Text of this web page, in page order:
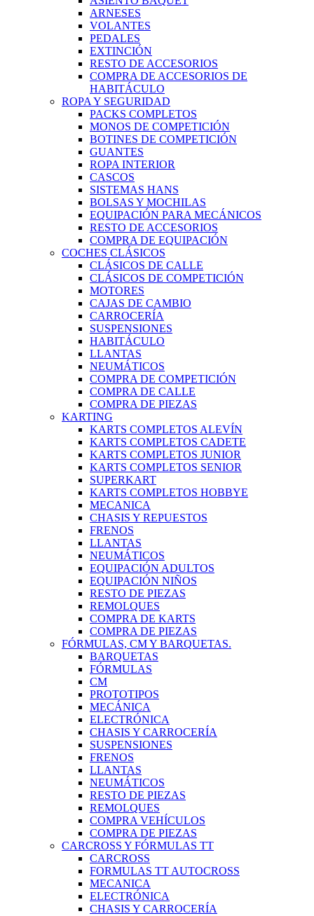
ARNESES
VOLANTES
PEDALES
EXTINCIÓN
RESTO DE ACCESORIOS
COMPRA DE ACCESORIOS DE
HABITÁCULO
ROPA Y SEGURIDAD
PACKS COMPLETOS
MONOS DE COMPETICIÓN
BOTINES DE COMPETICIÓN
GUANTES
ROPA INTERIOR
CASCOS
SISTEMAS HANS
BOLSAS Y MOCHILAS
EQUIPACIÓN PARA MECÁNICOS
RESTO DE ACCESORIOS
COMPRA DE EQUIPACIÓN
COCHES CLÁSICOS
CLÁSICOS DE CALLE
CLÁSICOS DE COMPETICIÓN
MOTORES
CAJAS DE CAMBIO
CARROCERÍA
SUSPENSIONES
HABITÁCULO
LLANTAS
NEUMÁTICOS
COMPRA DE COMPETICIÓN
COMPRA DE CALLE
COMPRA DE PIEZAS
KARTING
KARTS COMPLETOS ALEVÍN
KARTS COMPLETOS CADETE
KARTS COMPLETOS JUNIOR
KARTS COMPLETOS SENIOR
SUPERKART
KARTS COMPLETOS HOBBYE
MECANICA
CHASIS Y REPUESTOS
FRENOS
LLANTAS
NEUMÁTICOS
EQUIPACIÓN ADULTOS
EQUIPACIÓN NIÑOS
RESTO DE PIEZAS
REMOLQUES
COMPRA DE KARTS
COMPRA DE PIEZAS
FÓRMULAS, CM Y BARQUETAS.
BARQUETAS
FÓRMULAS
CM
PROTOTIPOS
MECÁNICA
ELECTRÓNICA
CHASIS Y CARROCERÍA
SUSPENSIONES
FRENOS
LLANTAS
NEUMÁTICOS
RESTO DE PIEZAS
REMOLQUES
COMPRA VEHÍCULOS
COMPRA DE PIEZAS
CARCROSS Y FÓRMULAS TT
CARCROSS
FORMULAS TT AUTOCROSS
MECANICA
ELECTRÓNICA
CHASIS Y CARROCERÍA